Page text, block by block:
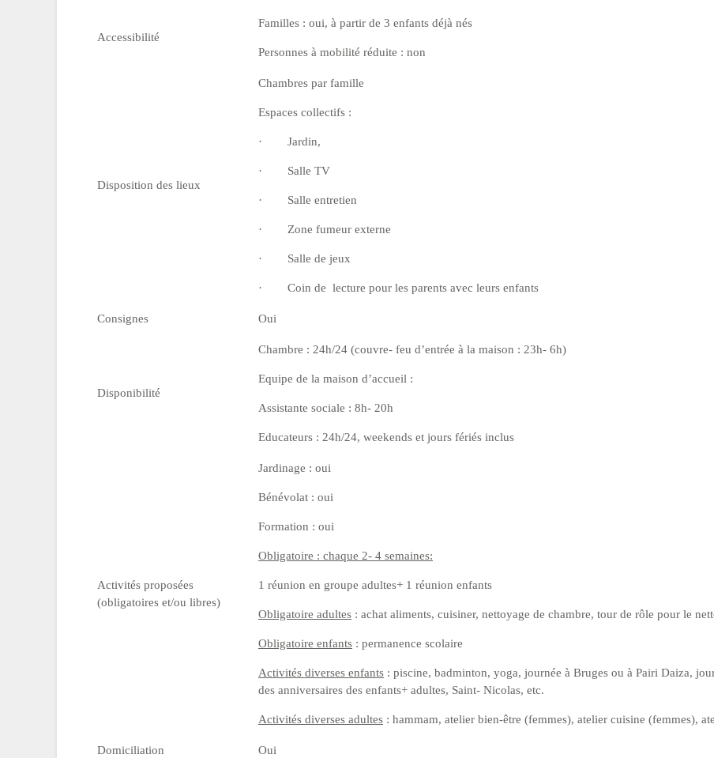
Accessibilité
Familles : oui, à partir de 3 enfants déjà nés
Personnes à mobilité réduite : non
Disposition des lieux
Chambres par famille
Espaces collectifs :
· Jardin,
· Salle TV
· Salle entretien
· Zone fumeur externe
· Salle de jeux
· Coin de lecture pour les parents avec leurs enfants
Consignes Oui
Disponibilité
Chambre : 24h/24 (couvre- feu d’entrée à la maison : 23h- 6h)
Equipe de la maison d’accueil :
Assistante sociale : 8h- 20h
Educateurs : 24h/24, weekends et jours fériés inclus
Activités proposées
(obligatoires et/ou libres)
Jardinage : oui
Bénévolat : oui
Formation : oui
Obligatoire : chaque 2- 4 semaines:
1 réunion en groupe adultes+ 1 réunion enfants
Obligatoire adultes : achat aliments, cuisiner, nettoyage de chambre, tour de rôle pour le
Obligatoire enfants : permanence scolaire
Activités diverses enfants : piscine, badminton, yoga, journée à Bruges ou à Pairi Daiza,
des anniversaires des enfants+ adultes, Saint- Nicolas, etc.
Activités diverses adultes : hammam, atelier bien-être (femmes), atelier cuisine (femmes),
Domiciliation Oui